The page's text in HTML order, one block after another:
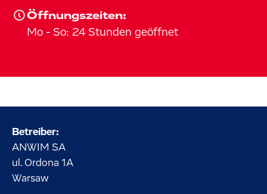
Öffnungszeiten:
Mo - So: 24 Stunden geöffnet
Betreiber:
ANWIM SA
ul. Ordona 1A
Warsaw